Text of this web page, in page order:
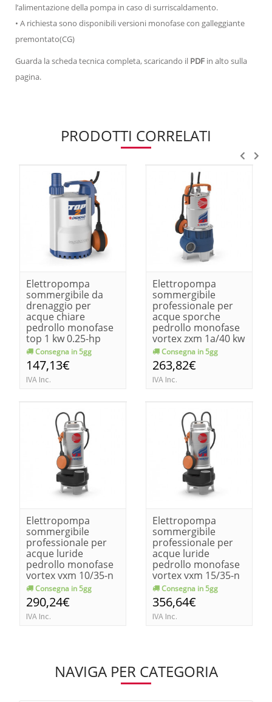
l’alimentazione della pompa in caso di surriscaldamento.
• A richiesta sono disponibili versioni monofase con galleggiante
premontato(CG)
Guarda la scheda tecnica completa, scaricando il PDF in alto sulla
pagina.
PRODOTTI CORRELATI
Elettropompa
sommergibile da
drenaggio per
acque chiare
pedrollo monofase
top 1 kw 0.25-hp
0.33Consegna in 5gg
147,13€
IVA Inc.
Elettropompa
sommergibile
professionale per
acque sporche
pedrollo monofase
vortex zxm 1a/40 kw
0.60-hp 0.85
Consegna in 5gg
263,82€
IVA Inc.
Elettropompa
sommergibile
professionale per
acque luride
pedrollo monofase
vortex vxm 10/35-n
kw 0.75-hp 1
Consegna in 5gg
290,24€
IVA Inc.
Elettropompa
sommergibile
professionale per
acque luride
pedrollo monofase
vortex vxm 15/35-n
kw 1.1-hp 1.5
Consegna in 5gg
356,64€
IVA Inc.
NAVIGA PER CATEGORIA